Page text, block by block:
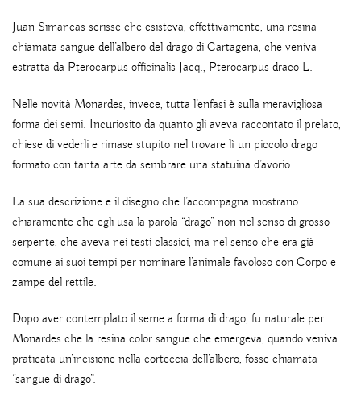
Juan Simancas scrisse che esisteva, effettivamente, una resina
chiamata sangue dell’albero del drago di Cartagena, che veniva
estratta da Pterocarpus officinalis Jacq., Pterocarpus draco L.
Nelle novità Monardes, invece, tutta l’enfasi è sulla meravigliosa
forma dei semi. Incuriosito da quanto gli aveva raccontato il prelato,
chiese di vederli e rimase stupito nel trovare lì un piccolo drago
formato con tanta arte da sembrare una statuina d’avorio.
La sua descrizione e il disegno che l’accompagna mostrano
chiaramente che egli usa la parola “drago” non nel senso di grosso
serpente, che aveva nei testi classici, ma nel senso che era già
comune ai suoi tempi per nominare l’animale favoloso con Corpo e
zampe del rettile.
Dopo aver contemplato il seme a forma di drago, fu naturale per
Monardes che la resina color sangue che emergeva, quando veniva
praticata un’incisione nella corteccia dell’albero, fosse chiamata
“sangue di drago”.